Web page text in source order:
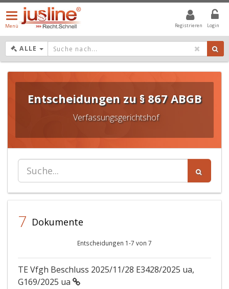
Registrieren Login
Menü
öffnen/schließen
Menü
ALLE DROPDOWN: GEWÄHLTER WERT IST ALLE
Entscheidungen zu § 867 ABGB
Verfassungsgerichtshof
7 Dokumente
Entscheidungen 1-7 von 7
TE Vfgh Beschluss 2025/11/28 E3428/2025 ua,
G169/2025 ua